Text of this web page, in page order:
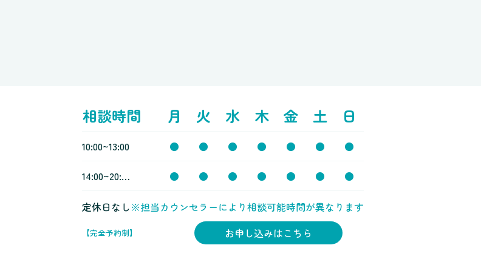
相談時間 月 火 水 木 金 土 日
10:00~13:00 ● ● ● ● ● ● ●
14:00~20:00 ● ● ● ● ● ● ●
定休日なし※担当カウンセラーにより相談可能時間が異なります
【完全予約制】 お申し込みはこちら